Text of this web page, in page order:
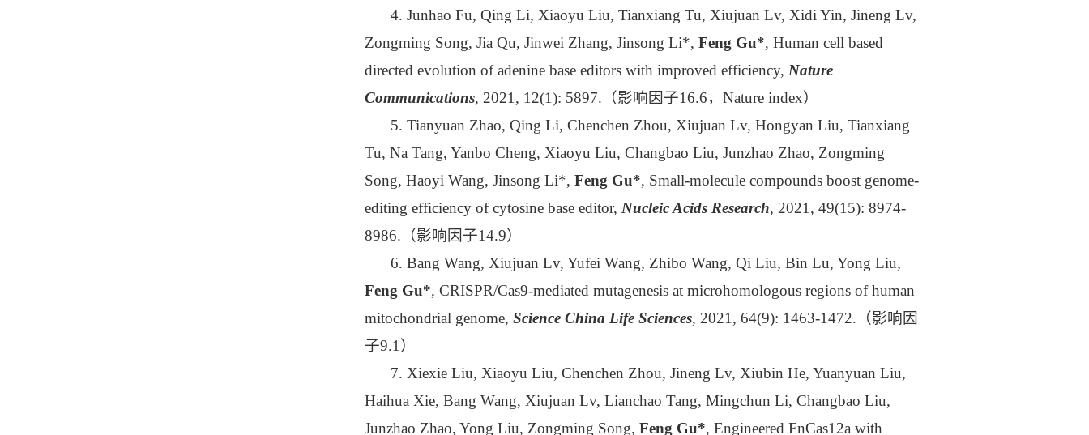
4. Junhao Fu, Qing Li, Xiaoyu Liu, Tianxiang Tu, Xiujuan Lv, Xidi Yin, Jineng Lv,
Zongming Song, Jia Qu, Jinwei Zhang, Jinsong Li*, Feng Gu*, Human cell based
directed evolution of adenine base editors with improved efficiency, Nature
Communications, 2021, 12(1): 5897. （影响因子16.6， Nature index）
5. Tianyuan Zhao, Qing Li, Chenchen Zhou, Xiujuan Lv, Hongyan Liu, Tianxiang
Tu, Na Tang, Yanbo Cheng, Xiaoyu Liu, Changbao Liu, Junzhao Zhao, Zongming
Song, Haoyi Wang, Jinsong Li*, Feng Gu*, Small-molecule compounds boost genome-
editing efficiency of cytosine base editor, Nucleic Acids Research, 2021, 49(15): 8974-
8986. （影响因子14.9）
6. Bang Wang, Xiujuan Lv, Yufei Wang, Zhibo Wang, Qi Liu, Bin Lu, Yong Liu,
Feng Gu*, CRISPR/Cas9-mediated mutagenesis at microhomologous regions of human
mitochondrial genome, Science China Life Sciences, 2021, 64(9): 1463-1472. （影响因
子9.1 ）
7. Xiexie Liu, Xiaoyu Liu, Chenchen Zhou, Jineng Lv, Xiubin He, Yuanyuan Liu,
Haihua Xie, Bang Wang, Xiujuan Lv, Lianchao Tang, Mingchun Li, Changbao Liu,
Junzhao Zhao, Yong Liu, Zongming Song, Feng Gu*, Engineered FnCas12a with